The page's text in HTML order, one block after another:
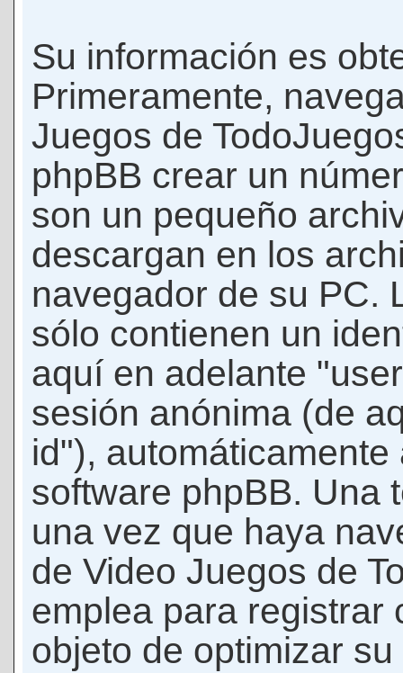
Su información es
Primeramente,
Juegos de
phpBB crear un
son un pequeño
descargan en los
navegador de su PC.
sólo contienen un
aquí en adelante
sesión anónima (de
id"),
software phpBB. Una
una vez que haya
de Video Juegos de
emplea para registrar
objeto de optimizar